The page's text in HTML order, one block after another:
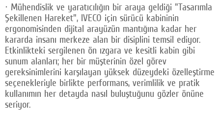
· Mühendislik ve yaratıcılığın bir araya geldiği "Tasarımla
Şekillenen Hareket", IVECO için sürücü kabininin
ergonomisinden dijital arayüzün mantığına kadar her
kararda insanı merkeze alan bir disiplini temsil ediyor.
Etkinlikteki sergilenen ön ızgara ve kesitli kabin gibi
sunum alanları; her bir müşterinin özel görev
gereksinimlerini karşılayan yüksek düzeydeki özelleştirme
seçenekleriyle birlikte performans, verimlilik ve pratik
kullanımın her detayda nasıl buluştuğunu gözler önüne
seriyor.